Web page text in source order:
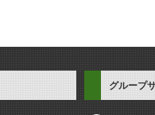
グループ